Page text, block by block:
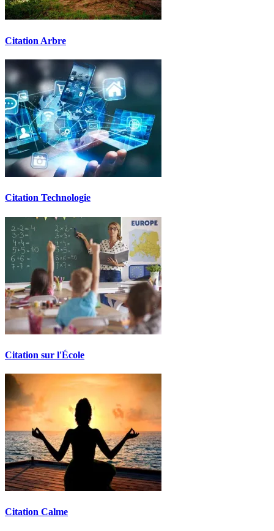
Citation Arbre
Citation Technologie
Citation sur l'École
Citation Calme